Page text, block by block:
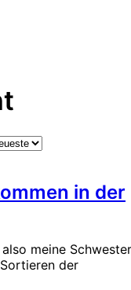
in der
meine Schwester
der